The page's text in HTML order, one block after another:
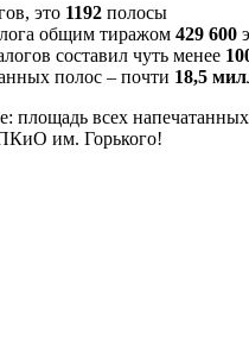
это 1192 полосы
общим тиражом 429 600
составил чуть менее
полос – почти 18,5
площадь всех
им. Горького!